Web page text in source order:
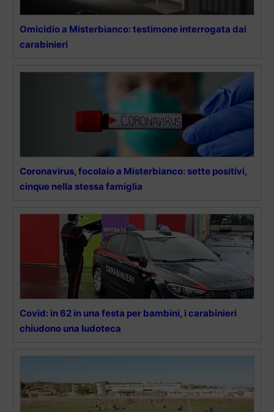
Omicidio a Misterbianco: testimone interrogata dai
carabinieri
Coronavirus, focolaio a Misterbianco: sette positivi,
cinque nella stessa famiglia
Covid: in 62 in una festa per bambini, i carabinieri
chiudono una ludoteca